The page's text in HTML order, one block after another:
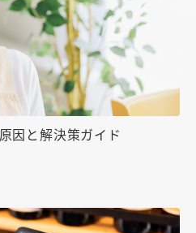
因と解決策ガイド